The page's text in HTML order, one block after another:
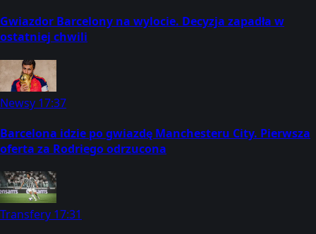
Gwiazdor Barcelony na wylocie. Decyzja zapadła w
ostatniej chwili
Newsy 17:37
Barcelona idzie po gwiazdę Manchesteru City. Pierwsza
oferta za Rodriego odrzucona
Transfery 17:31